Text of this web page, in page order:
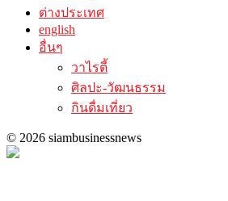
ต่างประเทศ
english
อื่นๆ
วาไรตี้
ศิลปะ-วัฒนธรรม
กินดื่มเที่ยว
© 2026 siambusinessnews